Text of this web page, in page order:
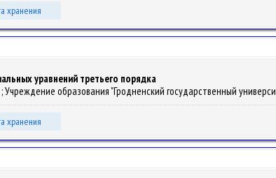
хранения
уравнений третьего порядка
образования "Гродненский государственный
хранения